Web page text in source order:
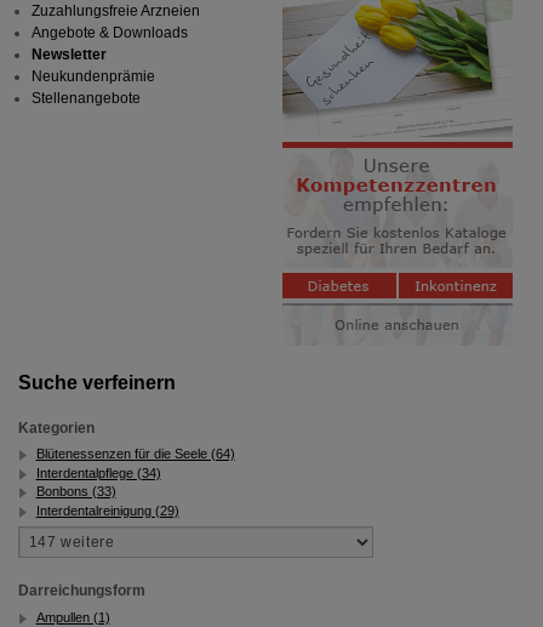
Suche verfeinern
Kategorien
Blütenessenzen für die Seele (64)
Interdentalpflege (34)
Bonbons (33)
Interdentalreinigung (29)
Darreichungsform
Ampullen (1)
Zuzahlungsfreie Arzneien
Angebote & Downloads
Newsletter
Neukundenprämie
Stellenangebote